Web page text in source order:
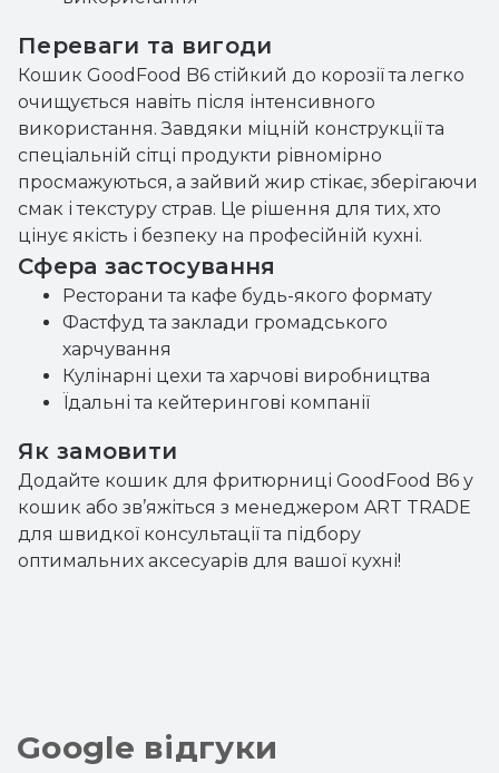
Переваги та вигоди
Кошик GoodFood B6 стійкий до корозії та легко
очищується навіть після інтенсивного
використання. Завдяки міцній конструкції та
спеціальній сітці продукти рівномірно
просмажуються, а зайвий жир стікає, зберігаючи
смак і текстуру страв. Це рішення для тих, хто
цінує якість і безпеку на професійній кухні.
Сфера застосування
Ресторани та кафе будь-якого формату
Фастфуд та заклади громадського
харчування
Кулінарні цехи та харчові виробництва
Їдальні та кейтерингові компанії
Як замовити
Додайте кошик для фритюрниці GoodFood B6 у
кошик або зв’яжіться з менеджером ART TRADE
для швидкої консультації та підбору
оптимальних аксесуарів для вашої кухні!
Google відгуки